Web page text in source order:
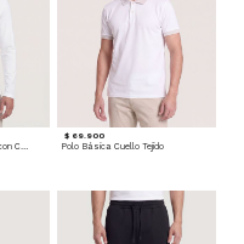
Camiseta Manga Larga con Cuello Henley
$ 69.900
Polo Básica Cuello Tejido